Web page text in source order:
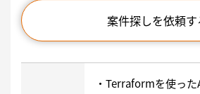
案件探しを依頼す
・Terraformを使っ